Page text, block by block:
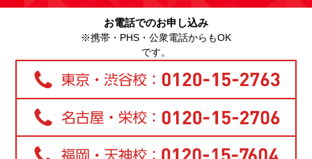
お電話でのお申し込み
※携帯・PHS・公衆電話からもOK
です。